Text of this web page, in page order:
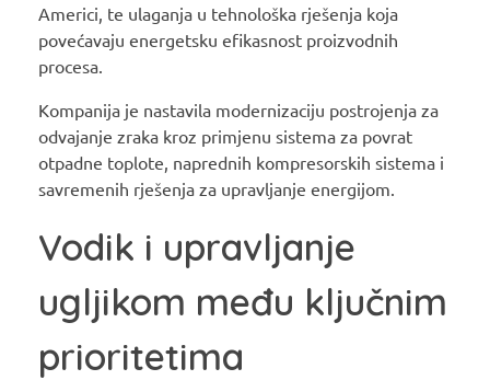
Americi, te ulaganja u tehnološka rješenja koja
povećavaju energetsku efikasnost proizvodnih
procesa.
Kompanija je nastavila modernizaciju postrojenja za
odvajanje zraka kroz primjenu sistema za povrat
otpadne toplote, naprednih kompresorskih sistema i
savremenih rješenja za upravljanje energijom.
Vodik i upravljanje
ugljikom među ključnim
prioritetima